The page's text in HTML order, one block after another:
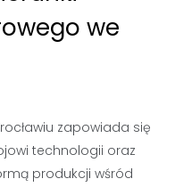
we
zapowiada się
technologii oraz
produkcji wśród